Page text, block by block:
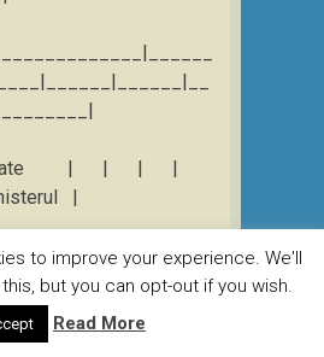
| | | |
|
| | | |
|
to improve your experience. We'll
but you can opt-out if you wish.
Read More